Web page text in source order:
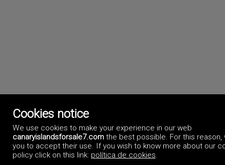
Cookies notice
We use cookies to make your experience in our web
canaryislandsforsale7.comthe best possible. For this reason,
you to accept their use. If you wish to know more about our
policy click on this link: política de cookies.